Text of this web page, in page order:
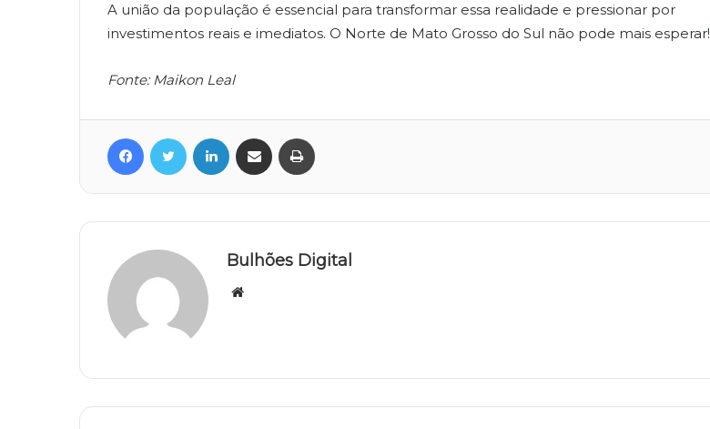
A união da população é essencial para transformar essa realidade e pressionar por
investimentos reais e imediatos. O Norte de Mato Grosso do Sul não pode mais esperar!
Fonte: Maikon Leal
FacebookTwitter Linkedin Compartilhar via e-mail
Bulhões Digital
Website